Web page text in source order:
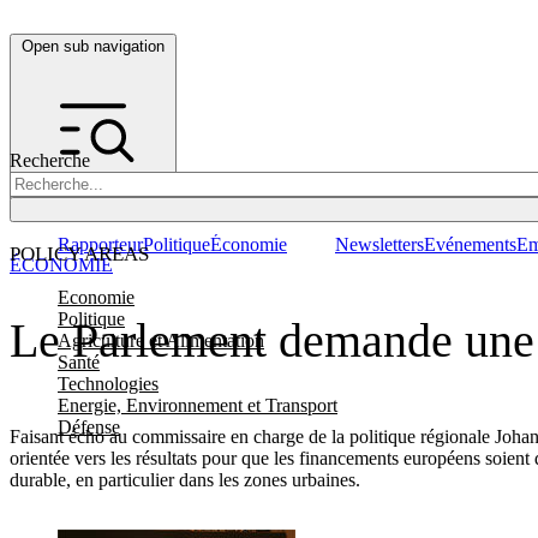
Open sub navigation
Recherche
POLICY AREAS
Economie
Politique
Agriculture et Alimentation
Santé
Technologies
Energie, Environnement et Transport
Défense
RapporteurPolitiqueÉconomie NewslettersEvénements
Le Parlement demande
Faisant écho au commissaire en charge de la politique régionale
orientée vers les résultats pour que les financements européens
durable, en particulier dans les zones urbaines.
ÉCONOMIE